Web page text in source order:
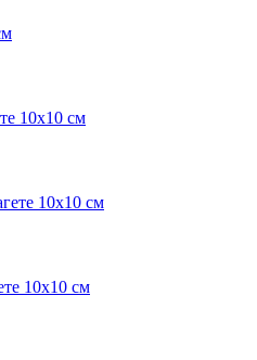
10х10 см
10х10 см
10х10 см